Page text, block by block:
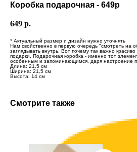
Коробка подарочная - 649р
649 р.
* Актуальный размер и дизайн нужно уточнять
Нам свойственно в первую очередь "смотреть на
заглядывать внутрь. Вот почему так важно красиво
подарки. Подарочная коробка - именно тот
особенным и запоминающимся, даря настроение
Длина: 21,5 см
Ширина: 21,5 см
Высота: 14 см
Смотрите также